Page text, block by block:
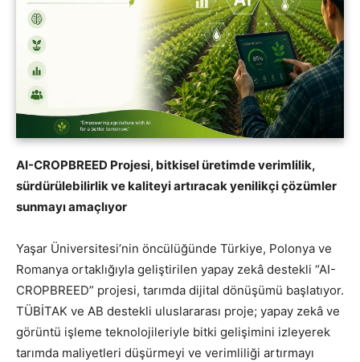
AI-CROPBREED Projesi, bitkisel üretimde verimlilik,
sürdürülebilirlik ve kaliteyi artıracak yenilikçi çözümler
sunmayı amaçlıyor
Yaşar Üniversitesi’nin öncülüğünde Türkiye, Polonya ve
Romanya ortaklığıyla geliştirilen yapay zekâ destekli “AI-
CROPBREED” projesi, tarımda dijital dönüşümü başlatıyor.
TÜBİTAK ve AB destekli uluslararası proje; yapay zekâ ve
görüntü işleme teknolojileriyle bitki gelişimini izleyerek
tarımda maliyetleri düşürmeyi ve verimliliği artırmayı